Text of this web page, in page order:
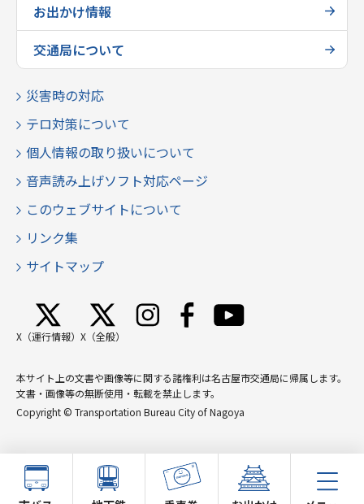
お出かけ情報
交通局について
災害時の対応
テロ対策について
個人情報の取り扱いについて
音声読み上げソフト対応ページ
このウェブサイトについて
リンク集
サイトマップ
X（運行情報） X（全般）
本サイト上の文書や画像等に関する諸権利は名古屋市交通局に帰属します。
文書・画像等の無断使用・転載を禁止します。
Copyright © Transportation Bureau City of Nagoya